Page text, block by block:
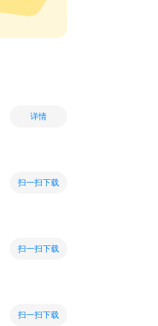
详情
扫一扫下载
扫一扫下载
扫一扫下载